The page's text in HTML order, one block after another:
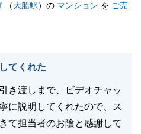
（大船駅）の マンション を ご売
てくれた
き渡しまで、ビデオチャッ
に説明してくれたので、ス
て担当者のお陰と感謝して